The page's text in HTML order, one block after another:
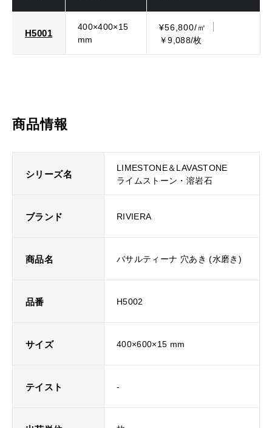
H5001
400×400×15
mm
¥56,800/㎡
￥9,088/枚
商品情報
シリーズ名
LIMESTONE＆LAVASTONE
ライムストーン・溶岩石
ブランド RIVIERA
商品名 バサルティーナ 穴あき (水磨き)
品番 H5002
サイズ 400×600×15 mm
テイスト -